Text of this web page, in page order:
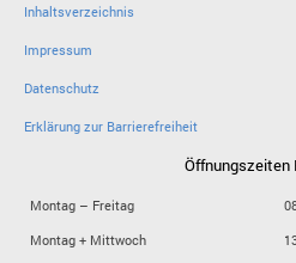
Inhaltsverzeichnis
Impressum
Datenschutz
Erklärung zur Barrierefreiheit
Öffnungszeiten
Montag – Freitag
Montag + Mittwoch